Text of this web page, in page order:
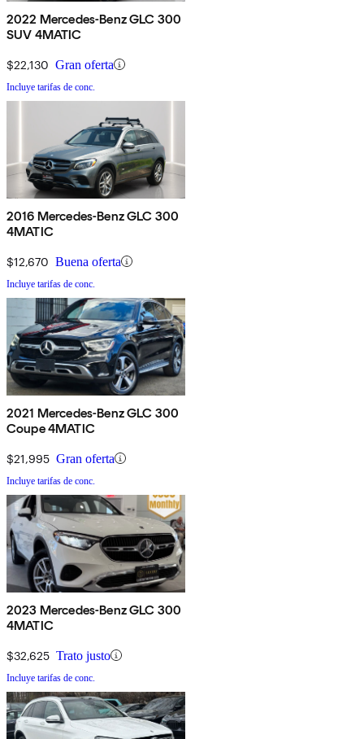
2022 Mercedes-Benz GLC 300
SUV 4MATIC
$22,130 Gran oferta
Incluye tarifas de conc.
2016 Mercedes-Benz GLC 300
4MATIC
$12,670 Buena oferta
Incluye tarifas de conc.
2021 Mercedes-Benz GLC 300
Coupe 4MATIC
$21,995 Gran oferta
Incluye tarifas de conc.
2023 Mercedes-Benz GLC 300
4MATIC
$32,625 Trato justo
Incluye tarifas de conc.